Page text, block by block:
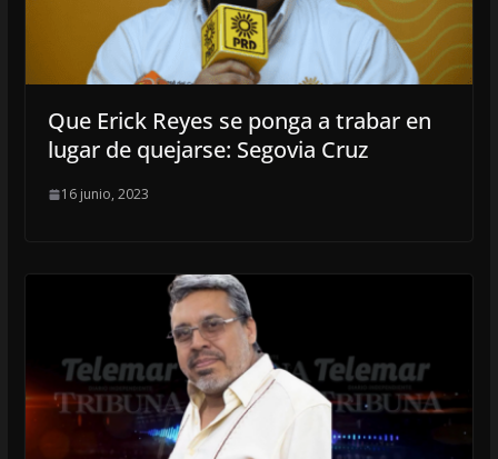
Que Erick Reyes se ponga a trabar en
lugar de quejarse: Segovia Cruz
16 junio, 2023